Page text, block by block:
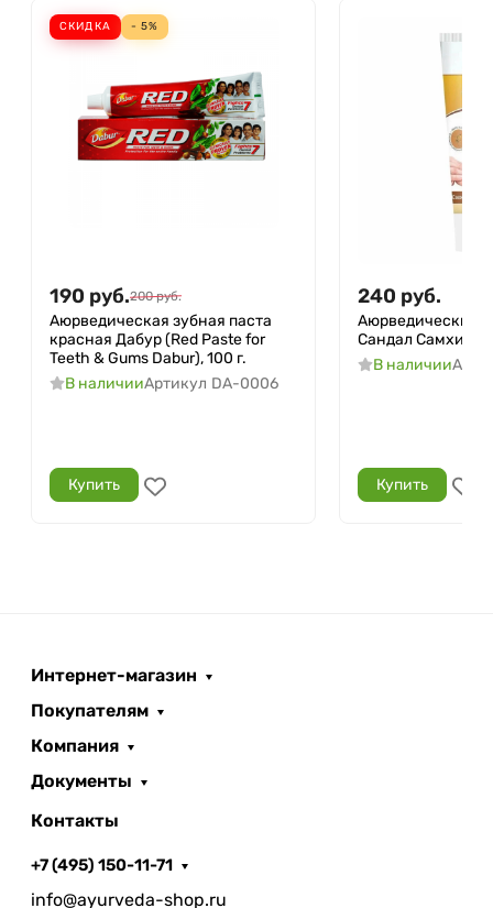
СКИДКА - 5%
190 руб.200 руб.
Аюрведическая зубная паста
красная Дабур (Red Paste for
Teeth & Gums Dabur), 100 г.
В наличииАртикул DA-0006
Купить
240 руб.
Аюрведический
Сандал Самхита
В наличии
Купить
Интернет-магазин
Покупателям
Компания
Документы
Контакты
+7 (495) 150-11-71
info@ayurveda-shop.ru